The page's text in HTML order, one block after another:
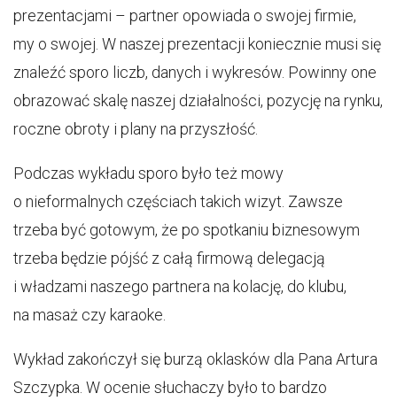
prezentacjami – partner opowiada o swojej firmie,
my o swojej. W naszej prezentacji koniecznie musi się
znaleźć sporo liczb, danych i wykresów. Powinny one
obrazować skalę naszej działalności, pozycję na rynku,
roczne obroty i plany na przyszłość.
Podczas wykładu sporo było też mowy
o nieformalnych częściach takich wizyt. Zawsze
trzeba być gotowym, że po spotkaniu biznesowym
trzeba będzie pójść z całą firmową delegacją
i władzami naszego partnera na kolację, do klubu,
na masaż czy karaoke.
Wykład zakończył się burzą oklasków dla Pana Artura
Szczypka. W ocenie słuchaczy było to bardzo